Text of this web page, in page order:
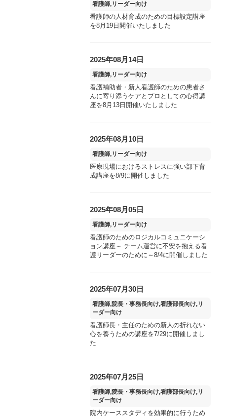
看護師,リーダー向け
看護師の人材育成のための目標設定講座
を8月19日開催いたしました
2025年08月14日
看護師,リーダー向け
看護補助者・新人看護師のための患者さ
んに寄り添うケアとプロとしての心得講
座を8月13日開催いたしました
2025年08月10日
看護師,リーダー向け
医療現場におけるストレスに強い部下育
成講座を8/9に開催しました
2025年08月05日
看護師,リーダー向け
看護師のためのロジカルコミュニケーシ
ョン講座～ チーム運営に不安を抱える看
護リーダーのために～8/4に開催しました
2025年07月30日
看護師,院長・事務長向け,看護部長向け,リ
ーダー向け
看護師長・主任のための新人の折れない
心を養うための講座を7/29に開催しまし
た
2025年07月25日
看護師,院長・事務長向け,看護部長向け,リ
ーダー向け
院内ケーススタディを効果的に行うため